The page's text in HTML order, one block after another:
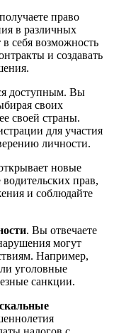
право
в различных
себя возможность
и создавать
доступным. Вы
своих
своей страны.
для участия
личности.
новые
прав,
и соблюдайте
. Вы отвечаете
могут
Например,
уголовные
санкции.